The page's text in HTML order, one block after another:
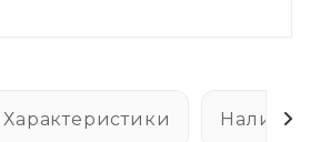
Характеристики